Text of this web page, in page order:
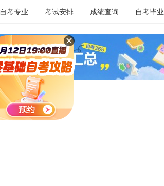
自考专业 考试安排 成绩查询 自考毕业